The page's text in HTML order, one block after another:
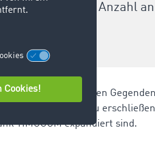
konnten wir die Anzahl an
aus peripheren
neue Märkte zu
TIMOCOM expandiert sind.